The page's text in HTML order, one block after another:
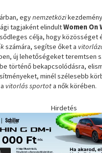
egynemzetközi
tagjaként elindultWomen On
célja, hogy közösséget
számára, segítse őket a
új lehetőségeket teremtsen
történő bekapcsolódásra,
minél szélesebb
vitorlás sportota nők körében.
Hirdetés